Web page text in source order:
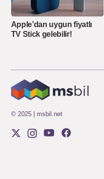
Apple’dan uygun fiyatlı
TV Stick gelebilir!
© 2025 | msbil.net